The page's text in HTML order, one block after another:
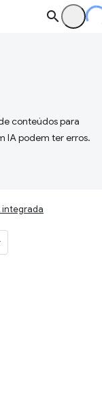
conteúdos para
IA podem ter erros.
integrada